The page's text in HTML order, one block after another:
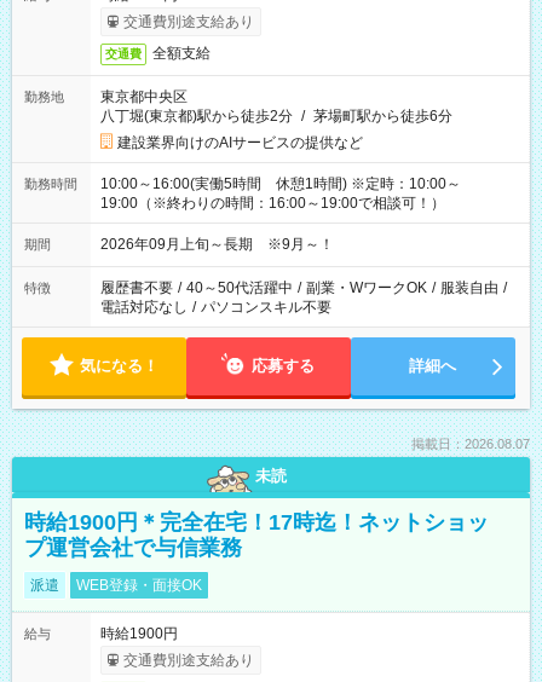
交通費別途支給あり
交通費 全額支給
勤務地
東京都中央区
八丁堀(東京都)駅から徒歩2分 / 茅場町駅から徒歩6分
建設業界向けのAIサービスの提供など
勤務時間
10:00～16:00(実働5時間 休憩1時間) ※定時：10:00～
19:00（※終わりの時間：16:00～19:00で相談可！）
期間 2026年09月上旬～長期 ※9月～！
特徴 履歴書不要 / 40～50代活躍中 / 副業・WワークOK / 服装自由 /
電話対応なし / パソコンスキル不要
気になる！ 応募する 詳細へ
掲載日：2026.08.07
未読
時給1900円＊完全在宅！17時迄！ネットショッ
プ運営会社で与信業務
派遣 WEB登録・面接OK
給与
時給1900円
交通費別途支給あり